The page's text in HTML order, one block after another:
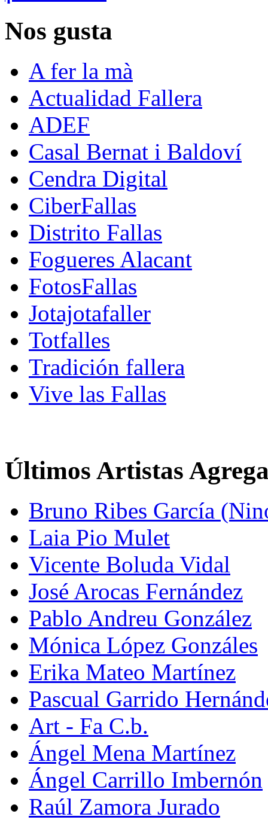
Nos gusta
A fer la mà
Actualidad Fallera
ADEF
Casal Bernat i Baldoví
Cendra Digital
CiberFallas
Distrito Fallas
Fogueres Alacant
FotosFallas
Jotajotafaller
Totfalles
Tradición fallera
Vive las Fallas
Últimos Artistas
Bruno Ribes García
Laia Pio Mulet
Vicente Boluda Vidal
José Arocas Fernández
Pablo Andreu González
Mónica López Gonzáles
Erika Mateo Martínez
Pascual Garrido
Art - Fa C.b.
Ángel Mena Martínez
Ángel Carrillo Imbernón
Raúl Zamora Jurado